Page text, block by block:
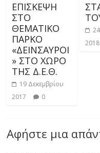
ΕΠΙΣΚΕΨΗ
ΣΤΟ
ΘΕΜΑΤΙΚΟ
ΠΑΡΚΟ
«ΔΕΙΝΣΑΥΡΟΙ
» ΣΤΟ ΧΩΡΟ
ΤΗΣ Δ.Ε.Θ.
19 Δεκεμβρίου
2017
0
2018
Αφήστε μια